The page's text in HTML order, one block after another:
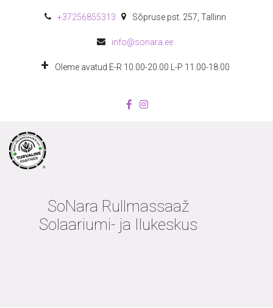
+37256855313 Sõpruse pst. 257 Tallinn
info@sonara.ee
Oleme avatud E-R 10.00-20.00 L-P 11.00-18.00
SoNara Rullmassaaž
Solaariumi- ja Ilukeskus